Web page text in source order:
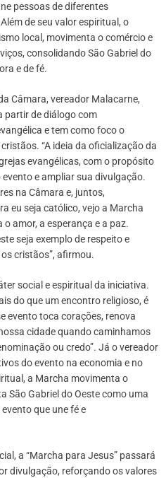
pessoas de diferentes
de seu valor espiritual, o
local, movimenta o comércio e
consolidando São Gabriel do
e de fé.
Câmara, vereador Malacarne,
partir de diálogo com
e tem como foco o
“A ideia da oficialização da
evangélicas, com o propósito
e ampliar sua divulgação.
na Câmara e, juntos,
eu seja católico, vejo a Marcha
amor, a esperança e a paz.
seja exemplo de respeito e
cristãos”, afirmou.
social e espiritual da iniciativa.
do que um encontro religioso, é
evento toca corações, renova
cidade quando caminhamos
ou credo”. Já o vereador
do evento na economia e no
a Marcha movimenta o
São Gabriel do Oeste como uma
que une fé e
a “Marcha para Jesus” passará
divulgação, reforçando os valores